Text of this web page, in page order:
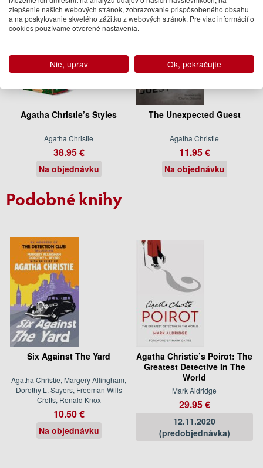
Agatha Christie’s Styles
Agatha Christie
38.95 €
Na objednávku
The Unexpected Guest
Agatha Christie
11.95 €
Na objednávku
Podobné knihy
Six Against The Yard
Agatha Christie, Margery Allingham,
Dorothy L. Sayers, Freeman Wills
Crofts, Ronald Knox
10.50 €
Na objednávku
Agatha Christie’s Poirot: The
Greatest Detective In The
World
Mark Aldridge
29.95 €
12.11.2020
(predobjednávka)
zlepšenie našich webových stránok, zobrazovanie prispôsobeného obsahu
a na poskytovanie skvelého zážitku z webových stránok. Pre viac informácií o
cookies používame otvorené nastavenia.
Nie, uprav Ok, pokračujte